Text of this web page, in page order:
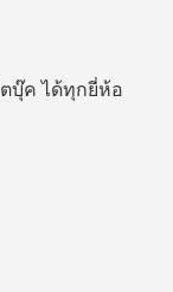
บุ๊ค ได้ทุกยี่ห้อ